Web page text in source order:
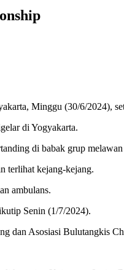
Minggu (30/6/2024),
di Yogyakarta.
di babak grup
terlihat kejang-kejang.
ambulans.
Senin (1/7/2024).
dan Asosiasi Bulutangkis